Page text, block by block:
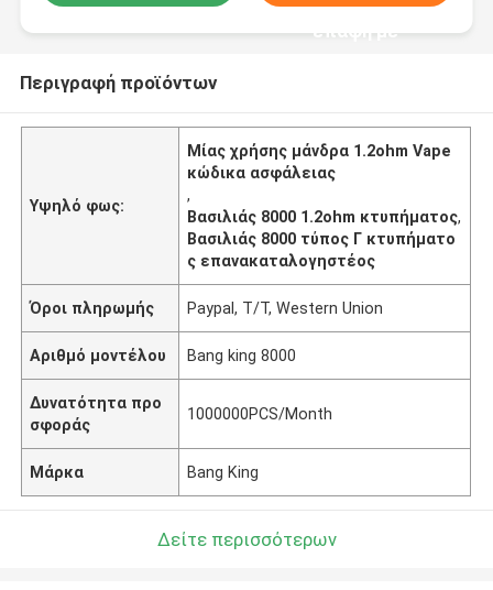
επαφή με
Περιγραφή προϊόντων
Υψηλό φως:
Μίας χρήσης μάνδρα 1.2ohm Vape
κώδικα ασφάλειας
,
Βασιλιάς 8000 1.2ohm κτυπήματος,
Βασιλιάς 8000 τύπος Γ κτυπήματο
ς επανακαταλογηστέος
Όροι πληρωμής Paypal, T/T, Western Union
Αριθμό μοντέλου Bang king 8000
Δυνατότητα προ
σφοράς
1000000PCS/Month
Μάρκα Bang King
Δείτε περισσότερων